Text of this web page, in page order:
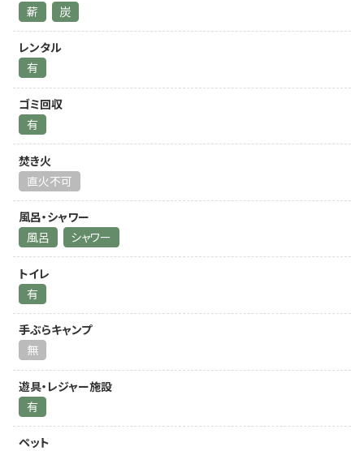
薪
炭
レンタル
有
ゴミ回収
有
焚き火
直火不可
風呂・シャワー
風呂
シャワー
トイレ
有
手ぶらキャンプ
無
遊具・レジャー施設
有
ペット